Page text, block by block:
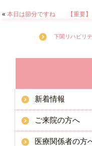
«本日は節分ですね 【重要
下関リハビリ
新着情報
ご来院の方へ
医療関係者の方